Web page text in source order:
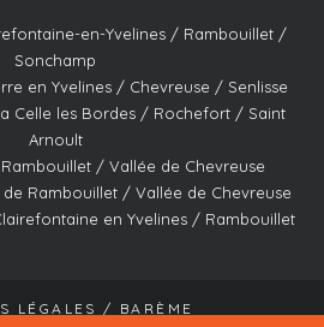
en-Yvelines / Rambouillet /
Sonchamp
en Yvelines / Chevreuse / Senlisse
Celle les Bordes / Rochefort / Saint
Arnoult
/ Vallée de Chevreuse
Rambouillet / Vallée de Chevreuse
en Yvelines / Rambouillet
LÉGALES / BARÈME